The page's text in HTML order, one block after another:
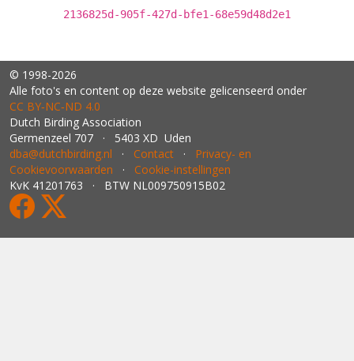
2136825d-905f-427d-bfe1-68e59d48d2e1
© 1998-2026
Alle foto's en content op deze website gelicenseerd onder
CC BY‑NC‑ND 4.0
Dutch Birding Association
Germenzeel 707 · 5403 XD Uden
dba@dutchbirding.nl · Contact · Privacy- en
Cookievoorwaarden · Cookie-instellingen
KvK 41201763 · BTW NL009750915B02